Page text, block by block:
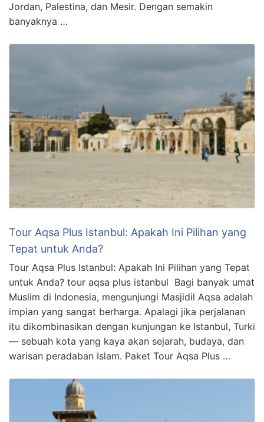
Jordan, Palestina, dan Mesir. Dengan semakin
banyaknya …
Tour Aqsa Plus Istanbul: Apakah Ini Pilihan yang
Tepat untuk Anda?
Tour Aqsa Plus Istanbul: Apakah Ini Pilihan yang Tepat
untuk Anda? tour aqsa plus istanbul Bagi banyak umat
Muslim di Indonesia, mengunjungi Masjidil Aqsa adalah
impian yang sangat berharga. Apalagi jika perjalanan
itu dikombinasikan dengan kunjungan ke Istanbul, Turki
— sebuah kota yang kaya akan sejarah, budaya, dan
warisan peradaban Islam. Paket Tour Aqsa Plus …